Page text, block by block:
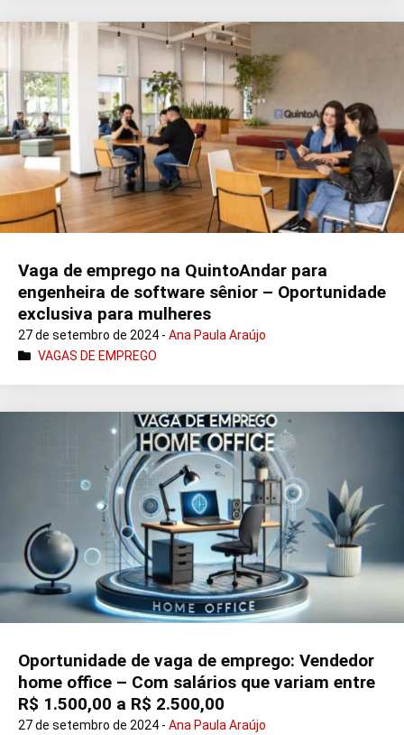
Vaga de emprego na QuintoAndar para
engenheira de software sênior – Oportunidade
exclusiva para mulheres
27 de setembro de 2024 - Ana Paula Araújo
VAGAS DE EMPREGO
Oportunidade de vaga de emprego: Vendedor
home office – Com salários que variam entre
R$ 1.500,00 a R$ 2.500,00
27 de setembro de 2024 - Ana Paula Araújo